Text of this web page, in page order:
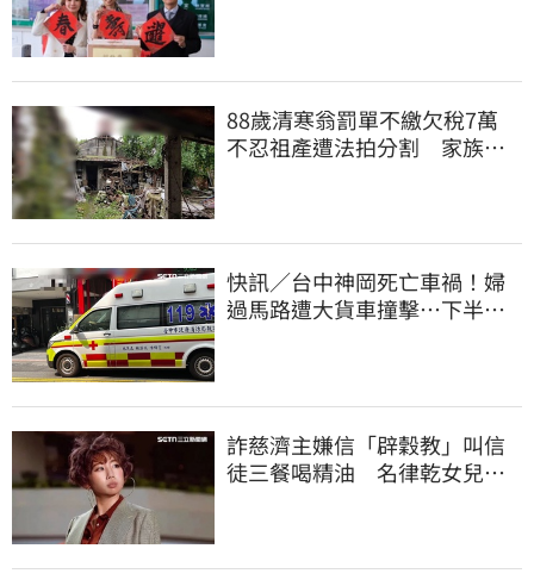
88歲清寒翁罰單不繳欠稅7萬
不忍祖產遭法拍分割 家族按
快訊／台中神岡死亡車禍！婦
過馬路遭大貨車撞擊…下半身
詐慈濟主嫌信「辟穀教」叫信
徒三餐喝精油 名律乾女兒卻